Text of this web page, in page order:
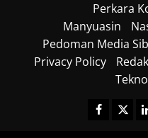
Perkara
Manyuasin
Pedoman Media
Privacy Policy
Facebook